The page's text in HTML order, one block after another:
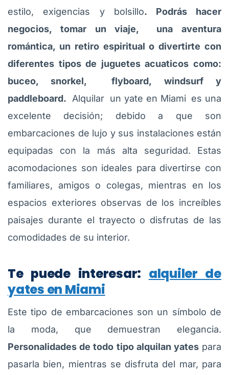
estilo, exigencias y bolsillo. Podrás hacer
negocios, tomar un viaje, una aventura
romántica, un retiro espiritual o divertirte con
diferentes tipos de juguetes acuaticos como:
buceo, snorkel, flyboard, windsurf y
paddleboard.
Alquilar un yate en Miami es una
excelente decisión; debido a que son
embarcaciones de lujo y sus instalaciones están
equipadas con la más alta seguridad. Estas
acomodaciones son ideales para divertirse con
familiares, amigos o colegas, mientras en los
espacios exteriores observas de los increíbles
paisajes durante el trayecto o disfrutas de las
comodidades de su interior.
Te puede interesar: alquiler de
yates en Miami
Este tipo de embarcaciones son un símbolo de
la moda, que demuestran elegancia.
Personalidades de todo tipo alquilan yatespara
pasarla bien, mientras se disfruta del mar, para